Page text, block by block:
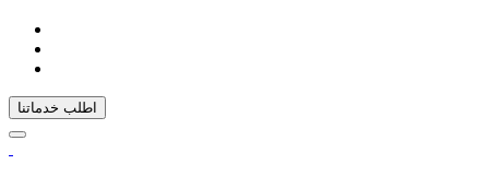
اطلب خدماتنا